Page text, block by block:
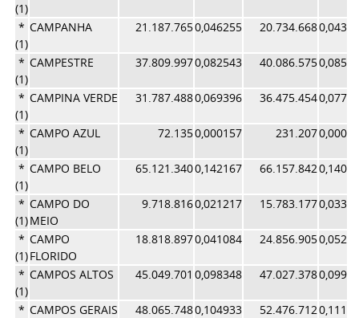
(1)
*
(1)
CAMPANHA 21.187.7650,046255 20.734.668
*
(1)
CAMPESTRE 37.809.9970,082543 40.086.575
*
(1)
CAMPINA VERDE 31.787.4880,069396 36.475.454
*
(1)
CAMPO AZUL 72.1350,000157 231.207
*
(1)
CAMPO BELO 65.121.3400,142167 66.157.842
*
(1)
CAMPO DO
MEIO
9.718.8160,021217 15.783.177
*
(1)
CAMPO
FLORIDO
18.818.8970,041084 24.856.905
*
(1)
CAMPOS ALTOS 45.049.701 0,098348 47.027.378
* CAMPOS GERAIS 48.065.7480,104933 52.476.712